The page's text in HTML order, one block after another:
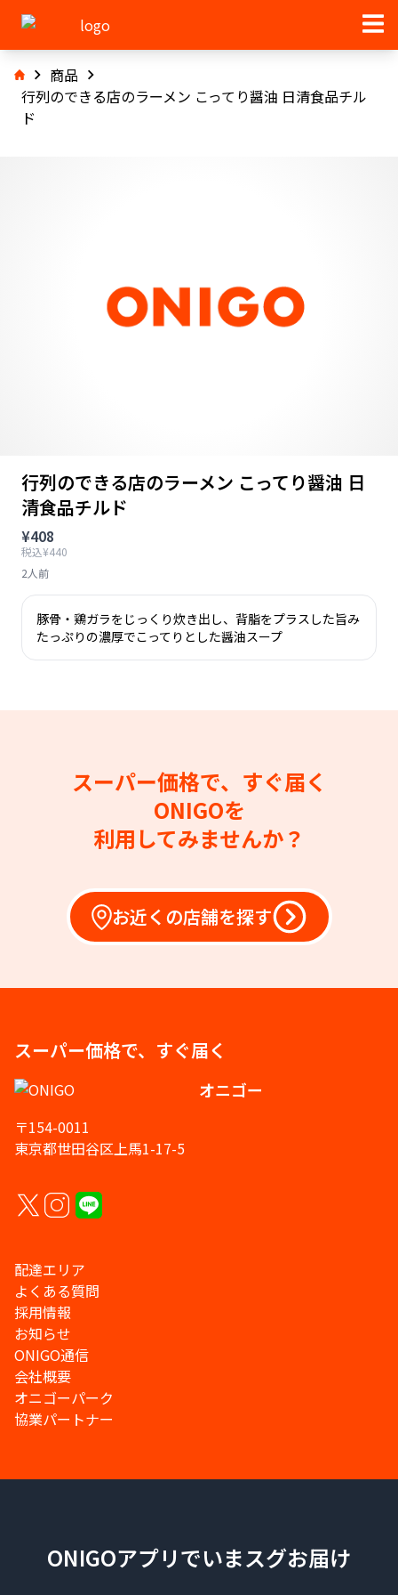
商品
行列のできる店のラーメン こってり醤油 日清食品チル
ド
行列のできる店のラーメン こってり醤油 日
清食品チルド
¥408
税込¥440
2人前
豚骨・鶏ガラをじっくり炊き出し、背脂をプラスした旨み
たっぷりの濃厚でこってりとした醤油スープ
スーパー価格で、すぐ届く
ONIGOを
利用してみませんか？
お近くの店舗を探す
スーパー価格で、すぐ届く
オニゴー
〒154-0011
東京都世田谷区上馬1-17-5
配達エリア
よくある質問
採用情報
お知らせ
ONIGO通信
会社概要
オニゴーパーク
協業パートナー
ONIGOアプリでいまスグお届け